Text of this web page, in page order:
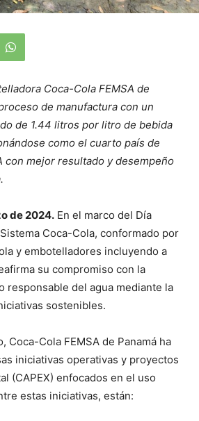
Coca-Cola FEMSA de
de manufactura con un
de 1.44 litros por litro de bebida
como el cuarto país de
con mejor resultado y desempeño
de 2024. En el marco del Día
Coca-Cola, conformado por
y embotelladores incluyendo a
su compromiso con la
responsable del agua mediante la
sostenibles.
Coca-Cola FEMSA de Panamá ha
iniciativas operativas y proyectos
(CAPEX) enfocados en el uso
estas iniciativas, están: